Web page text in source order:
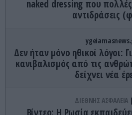
naked dressing που
αντιδράσεις
Δεν ήταν μόνο ηθικοί λόγοι:
κανιβαλισμός από τις
δείχνει νέα
ΔΙΕΘΝΗΣ ΑΣΦΑΛΕΙΑ